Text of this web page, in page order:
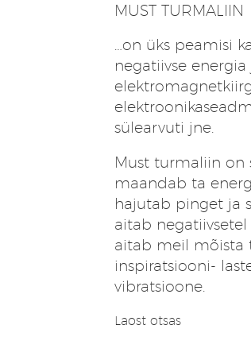
MUST TURMALIIN
…on üks peamisi
negatiivse energia
sülearvuti jne.
Must turmaliin on
maandab ta
hajutab pinget ja
aitab
aitab meil mõista
inspiratsiooni-
vibratsioone.
Laost otsas